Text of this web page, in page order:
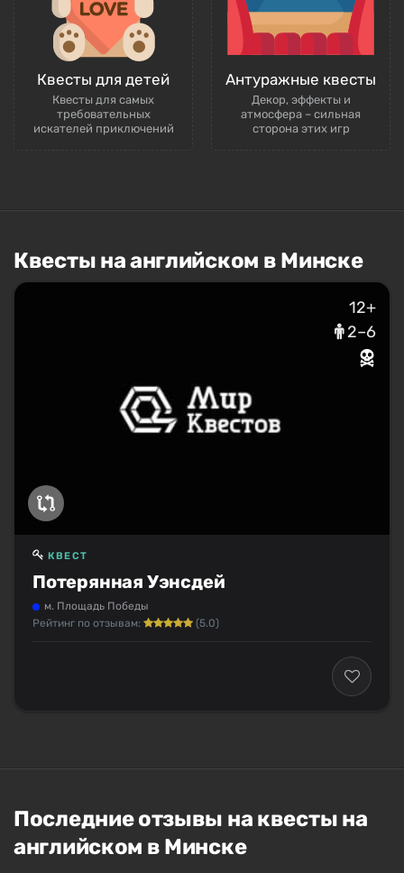
Квесты для детей
Квесты для самых
требовательных
искателей приключений
Антуражные квесты
Декор, эффекты и
атмосфера – сильная
сторона этих игр
Квесты на английском в Минске
12+
2–6
Потерянная Уэнсдей
КВЕСТ
м. Площадь Победы
Рейтинг по отзывам:
(5.0)
Последние отзывы на квесты на
английском в Минске